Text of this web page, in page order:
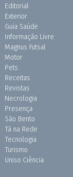
Editorial
Exterior
Guia Saúde
Informação Livre
Magnus Futsal
Motor
Pets
Receitas
Revistas
Necrologia
Presença
São Bento
Tá na Rede
Tecnologia
Turismo
Uniso Ciência